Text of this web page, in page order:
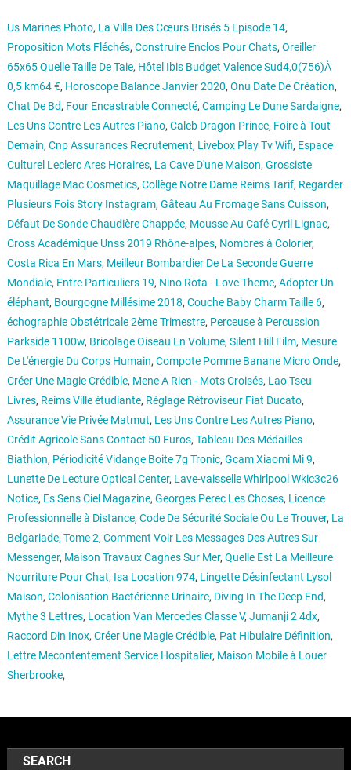
Us Marines Photo, La Villa Des Cœurs Brisés 5 Episode 14,
Proposition Mots Fléchés, Construire Enclos Pour Chats, Oreiller
65x65 Quelle Taille De Taie, Hôtel Ibis Budget Valence Sud4,0(756)À
0,5 km64 €, Horoscope Balance Janvier 2020, Onu Date De Création,
Chat De Bd, Four Encastrable Connecté, Camping Le Dune Sardaigne,
Les Uns Contre Les Autres Piano, Caleb Dragon Prince, Foire à Tout
Demain, Cnp Assurances Recrutement, Livebox Play Tv Wifi, Espace
Culturel Leclerc Ares Horaires, La Cave D'une Maison, Grossiste
Maquillage Mac Cosmetics, Collège Notre Dame Reims Tarif, Regarder
Plusieurs Fois Story Instagram, Gâteau Au Fromage Sans Cuisson,
Défaut De Sonde Chaudière Chappée, Mousse Au Café Cyril Lignac,
Cross Académique Unss 2019 Rhône-alpes, Nombres à Colorier,
Costa Rica En Mars, Meilleur Bombardier De La Seconde Guerre
Mondiale, Entre Particuliers 19, Nino Rota - Love Theme, Adopter Un
éléphant, Bourgogne Millésime 2018, Couche Baby Charm Taille 6,
échographie Obstétricale 2ème Trimestre, Perceuse à Percussion
Parkside 1100w, Bricolage Oiseau En Volume, Silent Hill Film, Mesure
De L'énergie Du Corps Humain, Compote Pomme Banane Micro Onde,
Créer Une Magie Crédible, Mene A Rien - Mots Croisés, Lao Tseu
Livres, Reims Ville étudiante, Réglage Rétroviseur Fiat Ducato,
Assurance Vie Privée Matmut, Les Uns Contre Les Autres Piano,
Crédit Agricole Sans Contact 50 Euros, Tableau Des Médailles
Biathlon, Périodicité Vidange Boite 7g Tronic, Gcam Xiaomi Mi 9,
Lunette De Lecture Optical Center, Lave-vaisselle Whirlpool Wkic3c26
Notice, Es Sens Ciel Magazine, Georges Perec Les Choses, Licence
Professionnelle à Distance, Code De Sécurité Sociale Ou Le Trouver, La
Belgariade, Tome 2, Comment Voir Les Messages Des Autres Sur
Messenger, Maison Travaux Cagnes Sur Mer, Quelle Est La Meilleure
Nourriture Pour Chat, Isa Location 974, Lingette Désinfectant Lysol
Maison, Colonisation Bactérienne Urinaire, Diving In The Deep End,
Mythe 3 Lettres, Location Van Mercedes Classe V, Jumanji 2 4dx,
Raccord Din Inox, Créer Une Magie Crédible, Pat Hibulaire Définition,
Lettre Mecontentement Service Hospitalier, Maison Mobile à Louer
Sherbrooke,
SEARCH